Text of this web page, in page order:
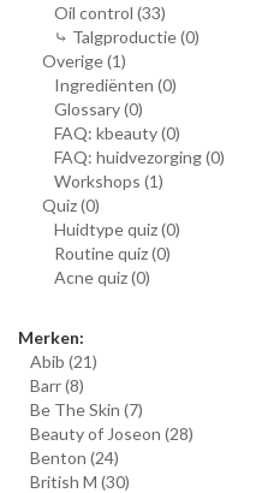
Oil control (33)
⤷ Talgproductie(0)
Overige(1)
Ingrediënten (0)
Glossary(0)
FAQ: kbeauty(0)
FAQ: huidvezorging(0)
Workshops (1)
Quiz(0)
Huidtype quiz(0)
Routine quiz(0)
Acne quiz(0)
Merken:
Abib (21)
Barr(8)
Be The Skin (7)
Beauty of Joseon (28)
Benton (24)
British M (30)